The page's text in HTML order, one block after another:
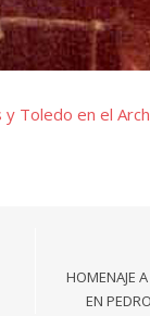
y Toledo en el
HOMENAJE
EN